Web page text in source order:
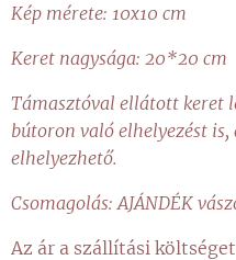
Kép mérete: 10x10 cm
Keret nagysága: 20*20 cm
Támasztóval ellátott keret
bútoron való elhelyezést
elhelyezhető.
Csomagolás: AJÁNDÉK
Az ár a szállítási